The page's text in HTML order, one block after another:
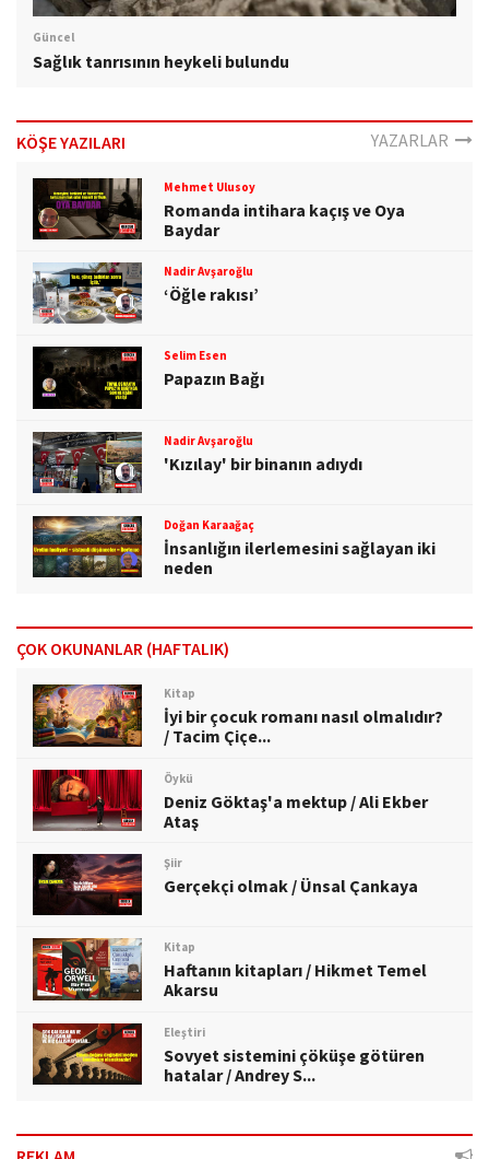
Güncel
Sağlık tanrısının heykeli bulundu
KÖŞE YAZILARI YAZARLAR
Mehmet Ulusoy
Romanda intihara kaçış ve Oya
Baydar
Nadir Avşaroğlu
‘Öğle rakısı’
Selim Esen
Papazın Bağı
Nadir Avşaroğlu
'Kızılay' bir binanın adıydı
Doğan Karaağaç
İnsanlığın ilerlemesini sağlayan iki
neden
ÇOK OKUNANLAR (HAFTALIK)
Kitap
İyi bir çocuk romanı nasıl olmalıdır?
/ Tacim Çiçe...
Öykü
Deniz Göktaş'a mektup / Ali Ekber
Ataş
Şiir
Gerçekçi olmak / Ünsal Çankaya
Kitap
Haftanın kitapları / Hikmet Temel
Akarsu
Eleştiri
Sovyet sistemini çöküşe götüren
hatalar / Andrey S...